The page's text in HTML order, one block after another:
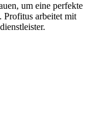
um eine perfekte
Profitus arbeitet mit